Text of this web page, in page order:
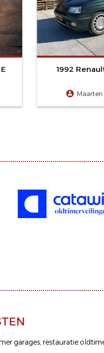
1992
garages,restauratie